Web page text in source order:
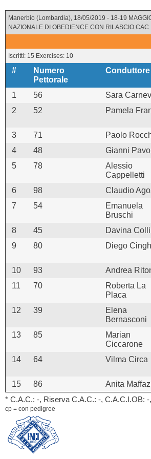
Manerbio (Lombardia), 18/05/2019 - 18-19
NAZIONALE DI OBEDIENCE CON RILASCIO CAC
Iscritti: 15 Exercises: 10
#
Numero
Pettorale
Conduttore
1 56 Sara
2
52 Pamela
3 71 Paolo
4
48 Gianni
5
78
Alessio
Cappelletti
6 98 Claudio
7
54
Emanuela
Bruschi
8 45 Davina
9
80 Diego
10 93 Andrea
11
70
Roberta La
Placa
12 39
Elena
Bernasconi
13 85
Marian
Ciccarone
14
64 Vilma Circa
15
86 Anita
* C.A.C.: -, Riserva C.A.C.: -, C.A.C.I.OB:
cp = con pedigree